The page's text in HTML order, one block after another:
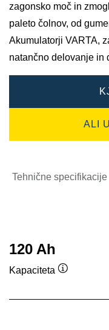
zagonsko moč in
paleto čolnov, od
Akumulatorji VARTA,
natančno delovanje in
ALI
Tehnične specifikacije
120 Ah
Kapaciteta